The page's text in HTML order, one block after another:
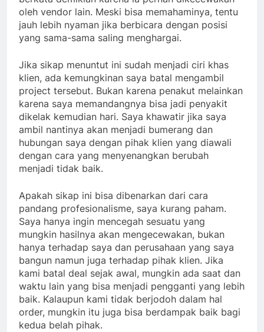
oleh vendor lain. Meski bisa memahaminya, tentu
jauh lebih nyaman jika berbicara dengan posisi
yang sama-sama saling menghargai.
Jika sikap menuntut ini sudah menjadi ciri khas
klien, ada kemungkinan saya batal mengambil
project tersebut. Bukan karena penakut melainkan
karena saya memandangnya bisa jadi penyakit
dikelak kemudian hari. Saya khawatir jika saya
ambil nantinya akan menjadi bumerang dan
hubungan saya dengan pihak klien yang diawali
dengan cara yang menyenangkan berubah
menjadi tidak baik.
Apakah sikap ini bisa dibenarkan dari cara
pandang profesionalisme, saya kurang paham.
Saya hanya ingin mencegah sesuatu yang
mungkin hasilnya akan mengecewakan, bukan
hanya terhadap saya dan perusahaan yang saya
bangun namun juga terhadap pihak klien. Jika
kami batal deal sejak awal, mungkin ada saat dan
waktu lain yang bisa menjadi pengganti yang lebih
baik. Kalaupun kami tidak berjodoh dalam hal
order, mungkin itu juga bisa berdampak baik bagi
kedua belah pihak.